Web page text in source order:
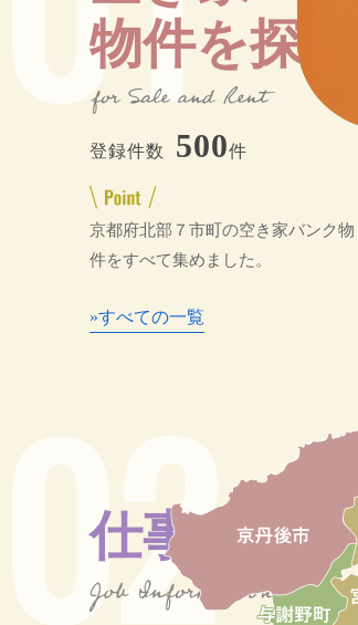
物件を探す
登録件数 500件
京都府北部７市町の空き家バンク物
件をすべて集めました。
»すべての一覧
02
仕事を探す